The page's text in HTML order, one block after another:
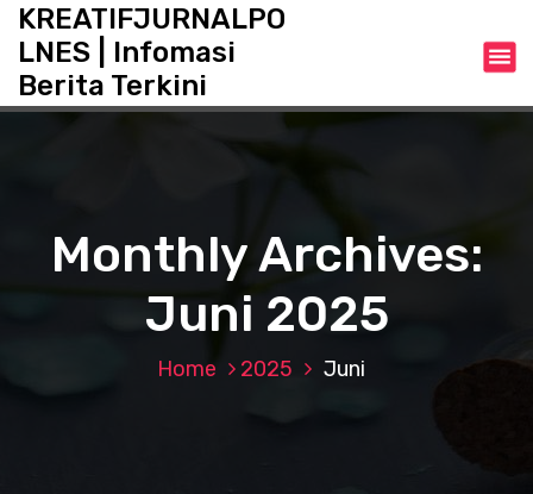
t
KREATIFJURNALPO
LNES | Infomasi
Berita Terkini
Monthly Archives:
Juni 2025
Home 2025 Juni